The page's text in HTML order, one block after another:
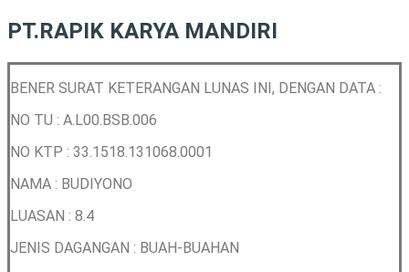
PT.RAPIK KARYA MANDIRI
BENER SURAT KETERANGAN LUNAS INI, DENGAN DATA :
NO TU : A.L00.BSB.006
NO KTP : 33.1518.131068.0001
NAMA : BUDIYONO
LUASAN : 8.4
JENIS DAGANGAN : BUAH-BUAHAN